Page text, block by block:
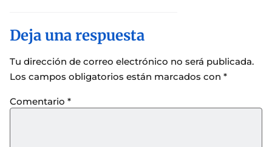
Deja una respuesta
Tu dirección de correo electrónico no será publicada.
Los campos obligatorios están marcados con *
Comentario *